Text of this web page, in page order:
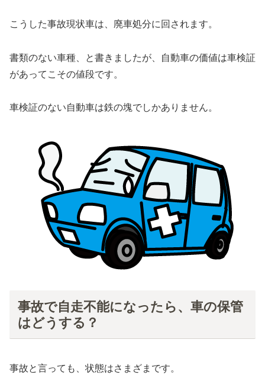
こうした事故現状車は、廃車処分に回されます。
書類のない車種、と書きましたが、自動車の価値は車検証
があってこその値段です。
車検証のない自動車は鉄の塊でしかありません。
事故で自走不能になったら、車の保管
はどうする？
事故と言っても、状態はさまざまです。